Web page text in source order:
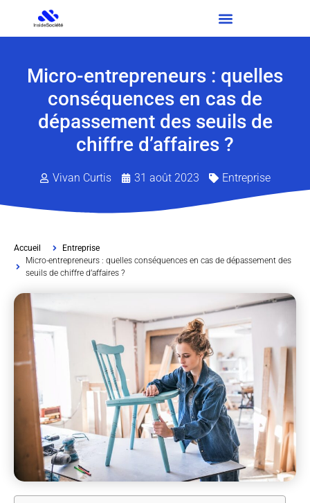
Micro-entrepreneurs : quelles
conséquences en cas de
dépassement des seuils de
chiffre d’affaires ?
Vivan Curtis 31 août 2023 Entreprise
Accueil
Entreprise
Micro-entrepreneurs : quelles conséquences en cas de dépassement des
seuils de chiffre d’affaires ?